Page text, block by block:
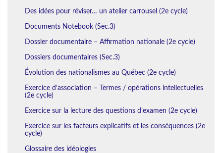
Des idées pour réviser… un atelier carrousel (2e cycle)
Documents Notebook (Sec.3)
Dossier documentaire – Affirmation nationale (2e cycle)
Dossiers documentaires (Sec.3)
Évolution des nationalismes au Québec (2e cycle)
Exercice d’association – Termes / opérations intellectuelles
(2e cycle)
Exercice sur la lecture des questions d’examen (2e cycle)
Exercice sur les facteurs explicatifs et les conséquences (2e
cycle)
Glossaire des idéologies